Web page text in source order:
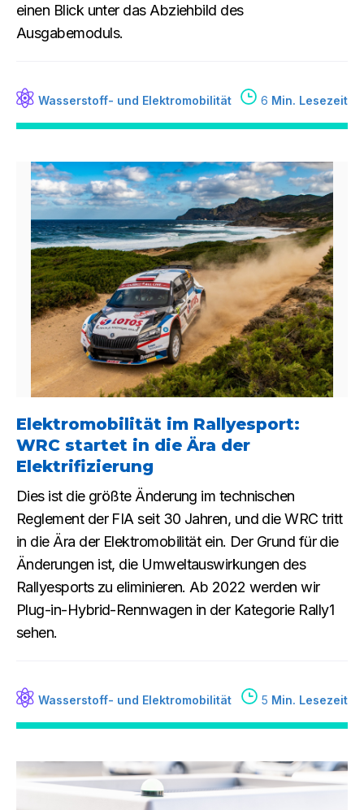
einen Blick unter das Abziehbild des
Ausgabemoduls.
Wasserstoff- und Elektromobilität 6 Min. Lesezeit
Elektromobilität im Rallyesport:
WRC startet in die Ära der
Elektrifizierung
Dies ist die größte Änderung im technischen
Reglement der FIA seit 30 Jahren, und die WRC tritt
in die Ära der Elektromobilität ein. Der Grund für die
Änderungen ist, die Umweltauswirkungen des
Rallyesports zu eliminieren. Ab 2022 werden wir
Plug-in-Hybrid-Rennwagen in der Kategorie Rally1
sehen.
Wasserstoff- und Elektromobilität 5 Min. Lesezeit